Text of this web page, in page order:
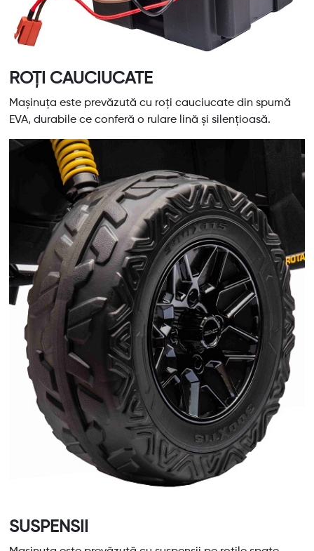
ROȚI CAUCIUCATE
Mașinuța este prevăzută cu roți cauciucate din spumă
EVA, durabile ce conferă o rulare lină și silențioasă.
SUSPENSII